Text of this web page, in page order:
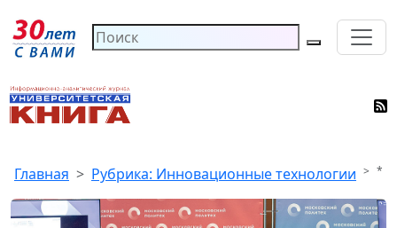
Главная Рубрика: Инновационные технологии *